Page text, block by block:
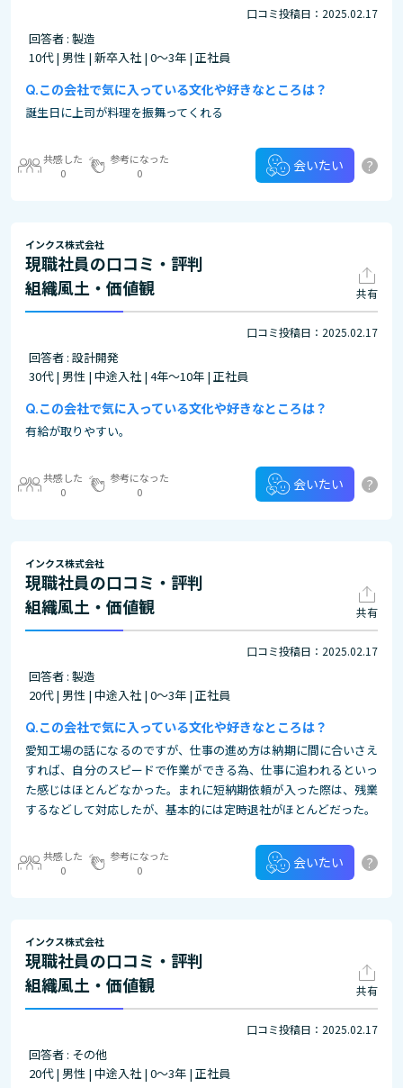
口コミ投稿日：2025.02.17
回答者 : 製造
10代 | 男性 | 新卒入社 | 0～3年 | 正社員
この会社で気に入っている文化や好きなところは？
誕生日に上司が料理を振舞ってくれる
共感した
0
参考になった
0
会いたい ?
インクス株式会社
現職社員の口コミ・評判
組織風土・価値観
共有
口コミ投稿日：2025.02.17
回答者 : 設計開発
30代 | 男性 | 中途入社 | 4年～10年 | 正社員
この会社で気に入っている文化や好きなところは？
有給が取りやすい。
共感した
0
参考になった
0
会いたい ?
インクス株式会社
現職社員の口コミ・評判
組織風土・価値観
共有
口コミ投稿日：2025.02.17
回答者 : 製造
20代 | 男性 | 中途入社 | 0～3年 | 正社員
この会社で気に入っている文化や好きなところは？
愛知工場の話になるのですが、仕事の進め方は納期に間に合いさえ
すれば、自分のスピードで作業ができる為、仕事に追われるといっ
た感じはほとんどなかった。まれに短納期依頼が入った際は、残業
するなどして対応したが、基本的には定時退社がほとんどだった。
共感した
0
参考になった
0
会いたい ?
インクス株式会社
現職社員の口コミ・評判
組織風土・価値観
共有
口コミ投稿日：2025.02.17
回答者 : その他
20代 | 男性 | 中途入社 | 0～3年 | 正社員